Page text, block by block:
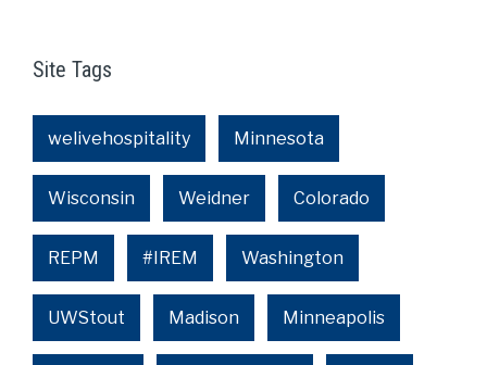
Site Tags
welivehospitality Minnesota
Wisconsin Weidner Colorado
REPM #IREM Washington
UWStout Madison Minneapolis